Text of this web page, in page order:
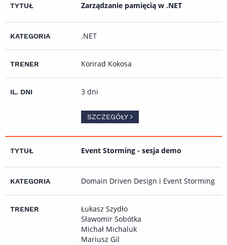
Zarządzanie pamięcią w .NET
.NET
Konrad Kokosa
3 dni
SZCZEGÓŁY
Event Storming - sesja demo
Domain Driven Design i Event Storming
Łukasz Szydło
Sławomir Sobótka
Michał Michaluk
Mariusz Gil